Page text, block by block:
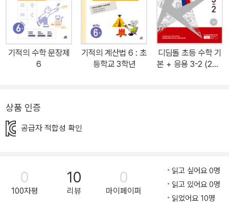
학 문장제에 겁을 내거나 조금 해보려고 애쓰다 포기해 버리는 경우
가 많습니다. 수학 문장제 학습의 가장 큰 고민은 갖가지 문제점들이
복합적으로 얽혀 있어 어디서부터 손을 대야 할지 막막하다는 것입니
다. 하지만 대부분의 문제는 크게 두 가지로 나누어 볼 수 있습니다.
니 어찌 된 일일까요? 그것은 수학적 읽기와 쓰기는 국어와 다르기
제를 이해하지 못할까요?” 문제읽기와 문제이해 “수학 독해는 따로
제’를 읽고 나서 ‘몇 개씩 몇 묶음’이 곱셈을 뜻하는 수학적 표현이라
는 것을 모르면 문제를 해결할 수 없습니다. 또, 문장을 곱셈식으로 바
꾸지 못하면 풀이 과정을 쓸 수도 없습니다. 이처럼 수학 문장제는 문
기적의 수학 문장제
6
기적의 계산법 6 : 초
등학교 3학년
디딤돌 초등 수학 기
본 + 응용 3-2 (202
상품 인증
공급자 적합성 확인
0
100자평
10
리뷰
0
마이페이퍼
읽고 싶어요 0명
읽고 있어요 0명
읽었어요 10명